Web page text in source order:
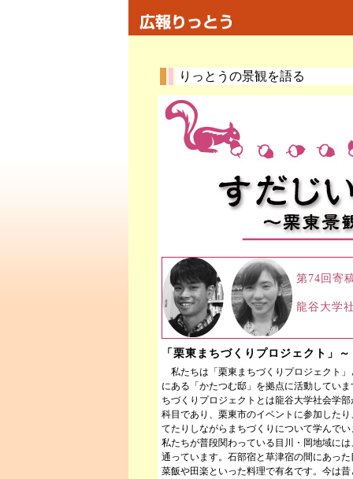
りっとうの景観を語る
第74回
龍谷大学
「栗東まちづくりプロジェクト」
私たちは「栗東まちづくりプロジェクト」
にある「かたつむ邸」を拠点に活動してい
ちづくりプロジェクトとは龍谷大学社会学
科目であり、栗東市のイベントに参加した
てたりしながらまちづくりについて学んでい
私たちが普段関わっている目川・岡地域に
通っています。石部宿と草津宿の間にあっ
菜飯や田楽といった料理で有名です。今は